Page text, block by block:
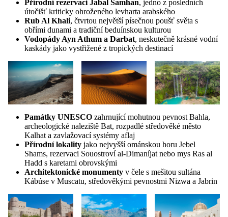
Přírodní rezervaci Jabal Samhan, jedno z posledních
útočišť kriticky ohroženého levharta arabského
Rub Al Khali, čtvrtou největší písečnou poušť světa s
obřími dunami a tradiční beduínskou kulturou
Vodopády Ayn Athum a Darbat, neskutečně krásné vodní
kaskády jako vystřižené z tropických destinací
Památky UNESCO zahrnující mohutnou pevnost Bahla,
archeologické naleziště Bat, rozpadlé středověké město
Kalhat a zavlažovací systémy aflaj
Přírodní lokality jako nejvyšší ománskou horu Jebel
Shams, rezervaci Souostroví al-Dimaníjat nebo mys Ras al
Hadd s karetami obrovskými
Architektonické monumenty v čele s mešitou sultána
Kábúse v Muscatu, středověkými pevnostmi Nizwa a Jabrin